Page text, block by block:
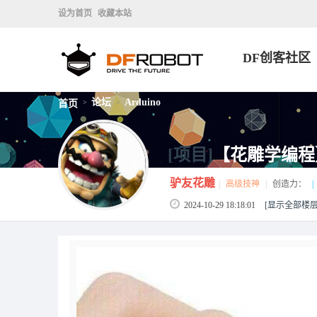
设为首页 收藏本站
DF创客社区
首页 > 论坛 > Arduino
[项目]【花雕学编
驴友花雕 高级技神 创造力：
2024-10-29 18:18:01 [显示全部楼